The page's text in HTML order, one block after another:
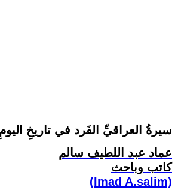
سيرةُ العراقيِّ الفَرد في تاريخِ
عماد عبد اللطيف سالم
كاتب وباحث
(Imad A.salim)